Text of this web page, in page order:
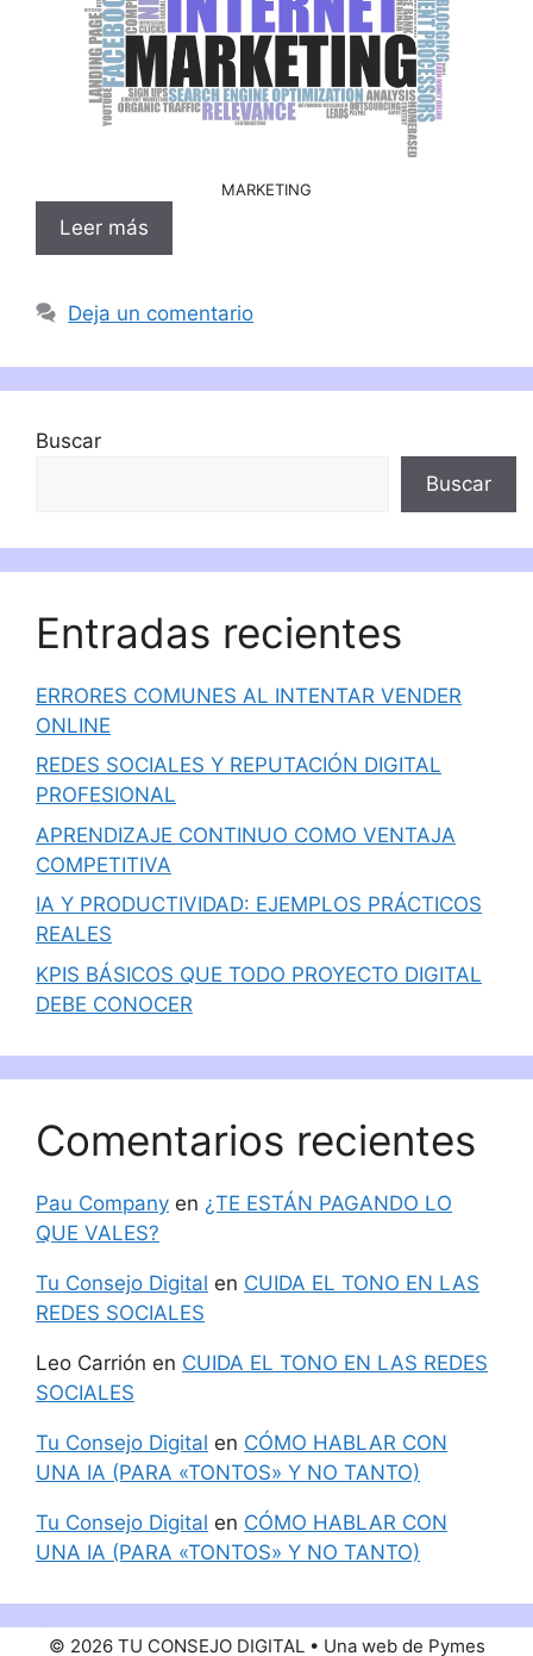
MARKETING
Leer más
Deja un comentario
Buscar
Buscar
Entradas recientes
ERRORES COMUNES AL INTENTAR VENDER
ONLINE
REDES SOCIALES Y REPUTACIÓN DIGITAL
PROFESIONAL
APRENDIZAJE CONTINUO COMO VENTAJA
COMPETITIVA
IA Y PRODUCTIVIDAD: EJEMPLOS PRÁCTICOS
REALES
KPIS BÁSICOS QUE TODO PROYECTO DIGITAL
DEBE CONOCER
Comentarios recientes
Pau Company en ¿TE ESTÁN PAGANDO LO
QUE VALES?
Tu Consejo Digital en CUIDA EL TONO EN LAS
REDES SOCIALES
Leo Carrión en CUIDA EL TONO EN LAS REDES
SOCIALES
Tu Consejo Digital en CÓMO HABLAR CON
UNA IA (PARA «TONTOS» Y NO TANTO)
Tu Consejo Digital en CÓMO HABLAR CON
UNA IA (PARA «TONTOS» Y NO TANTO)
© 2026 TU CONSEJO DIGITAL • Una web de Pymes